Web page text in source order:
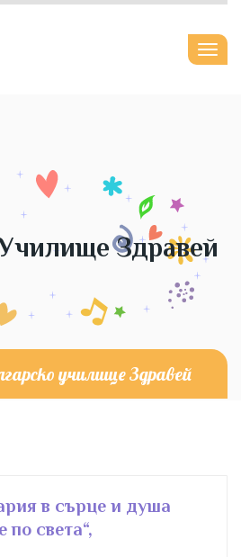
Здравей
училище Здравей
в сърце и душа
света“,